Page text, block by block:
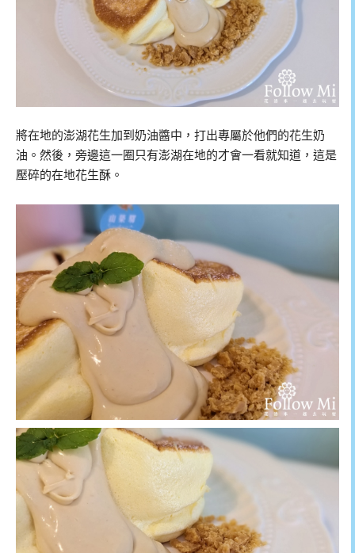
將在地的澎湖花生加到奶油醬中，打出專屬於他們的花生奶
油。然後，旁邊這一圈只有澎湖在地的才會一看就知道，這是
壓碎的在地花生酥。